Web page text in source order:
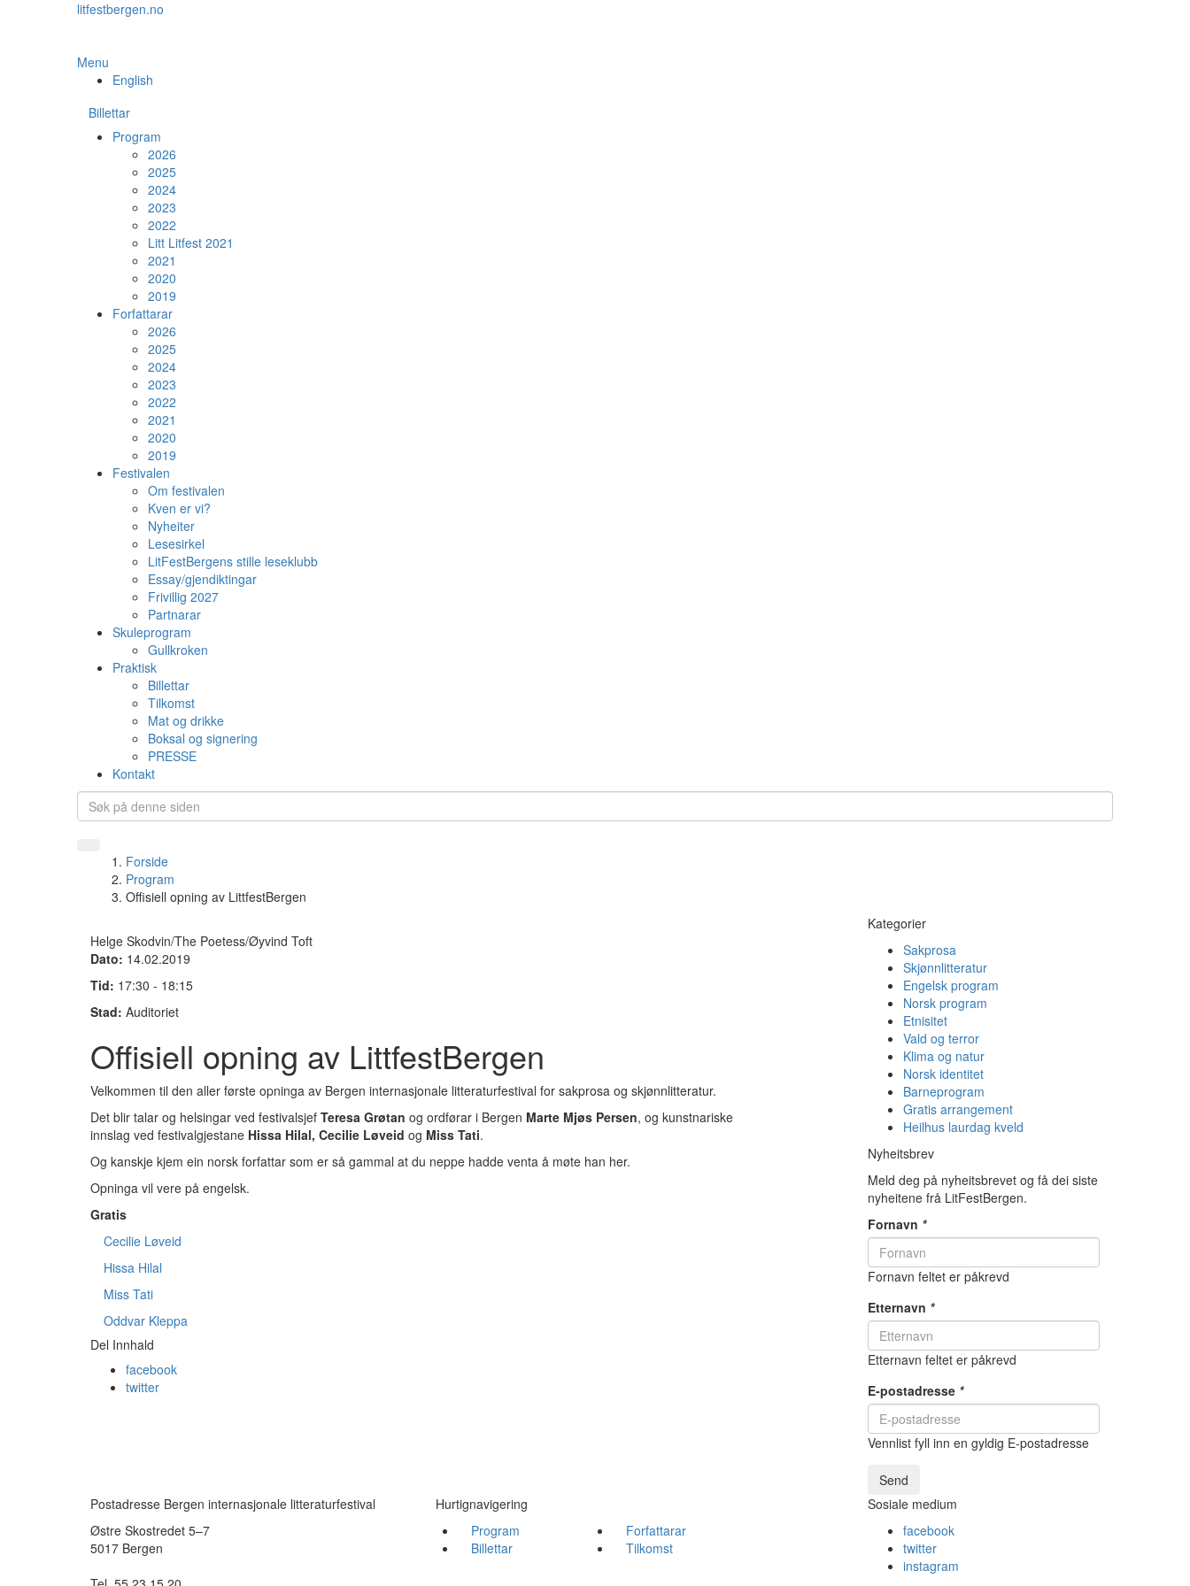
litfestbergen.no
Menu
English
Billettar
Program
2026
2025
2024
2023
2022
Litt Litfest 2021
2021
2020
2019
Forfattarar
2026
2025
2024
2023
2022
2021
2020
2019
Festivalen
Om festivalen
Kven er vi?
Nyheiter
Lesesirkel
LitFestBergens stille leseklubb
Essay/gjendiktingar
Frivillig 2027
Partnarar
Skuleprogram
Gullkroken
Praktisk
Billettar
Tilkomst
Mat og drikke
Boksal og signering
PRESSE
Kontakt
Forside
Program
Offisiell opning av LittfestBergen
Helge Skodvin/The Poetess/Øyvind Toft
Dato: 14.02.2019
Tid: 17:30 - 18:15
Stad: Auditoriet
Offisiell opning av LittfestBergen
Velkommen til den aller første opninga av Bergen internasjonale litteraturfestival for sakprosa og skjønnlitteratur.
Det blir talar og helsingar ved festivalsjef Teresa Grøtan og ordførar i Bergen Marte Mjøs Persen, og kunstnariske
innslag ved festivalgjestane Hissa Hilal, Cecilie Løveid og Miss Tati.
Og kanskje kjem ein norsk forfattar som er så gammal at du neppe hadde venta å møte han her.
Opninga vil vere på engelsk.
Gratis
Cecilie Løveid
Hissa Hilal
Miss Tati
Oddvar Kleppa
Del Innhald
facebook
twitter
Kategorier
Sakprosa
Skjønnlitteratur
Engelsk program
Norsk program
Etnisitet
Vald og terror
Klima og natur
Norsk identitet
Barneprogram
Gratis arrangement
Heilhus laurdag kveld
Nyheitsbrev
Meld deg på nyheitsbrevet og få dei siste
nyheitene frå LitFestBergen.
Fornavn *
Fornavn feltet er påkrevd
Etternavn *
Etternavn feltet er påkrevd
E-postadresse *
Vennlist fyll inn en gyldig E-postadresse
Send
Postadresse Bergen internasjonale litteraturfestival
Østre Skostredet 5–7
5017 Bergen
Hurtignavigering
Program
Forfattarar
Billettar
Tilkomst
Sosiale medium
facebook
twitter
instagram